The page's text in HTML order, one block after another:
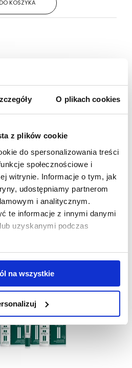
O plikach cookies
z plików cookie
do spersonalizowania treści
społecznościowe i
witrynie. Informacje o tym, jak
udostępniamy partnerom
i analitycznym.
te informacje z innymi danymi
uzyskanymi podczas
na wszystkie
KOSZYKA
Biostimulate Lift Care
DO KOSZYKA
197.00 zł
167 zł